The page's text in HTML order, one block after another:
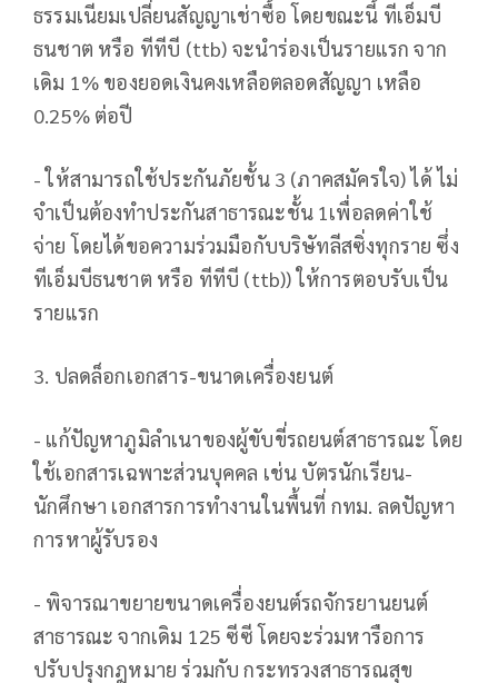
ธรรมเนียมเปลี่ยนสัญญาเช่าซื้อ โดยขณะนี้ ทีเอ็มบี
ธนชาต หรือ ทีทีบี (ttb) จะนำร่องเป็นรายแรก จาก
เดิม 1% ของยอดเงินคงเหลือตลอดสัญญา เหลือ
0.25% ต่อปี
- ให้สามารถใช้ประกันภัยชั้น 3 (ภาคสมัครใจ) ได้ ไม่
จำเป็นต้องทำประกันสาธารณะชั้น 1เพื่อลดค่าใช้
จ่าย โดยได้ขอความร่วมมือกับบริษัทลีสซิ่งทุกราย ซึ่ง
ทีเอ็มบีธนชาต หรือ ทีทีบี (ttb)) ให้การตอบรับเป็น
รายแรก
3. ปลดล็อกเอกสาร-ขนาดเครื่องยนต์
- แก้ปัญหาภูมิลำเนาของผู้ขับขี่รถยนต์สาธารณะ โดย
ใช้เอกสารเฉพาะส่วนบุคคล เช่น บัตรนักเรียน-
นักศึกษา เอกสารการทำงานในพื้นที่ กทม. ลดปัญหา
การหาผู้รับรอง
- พิจารณาขยายขนาดเครื่องยนต์รถจักรยานยนต์
สาธารณะ จากเดิม 125 ซีซี โดยจะร่วมหารือการ
ปรับปรุงกฎหมาย ร่วมกับ กระทรวงสาธารณสุข